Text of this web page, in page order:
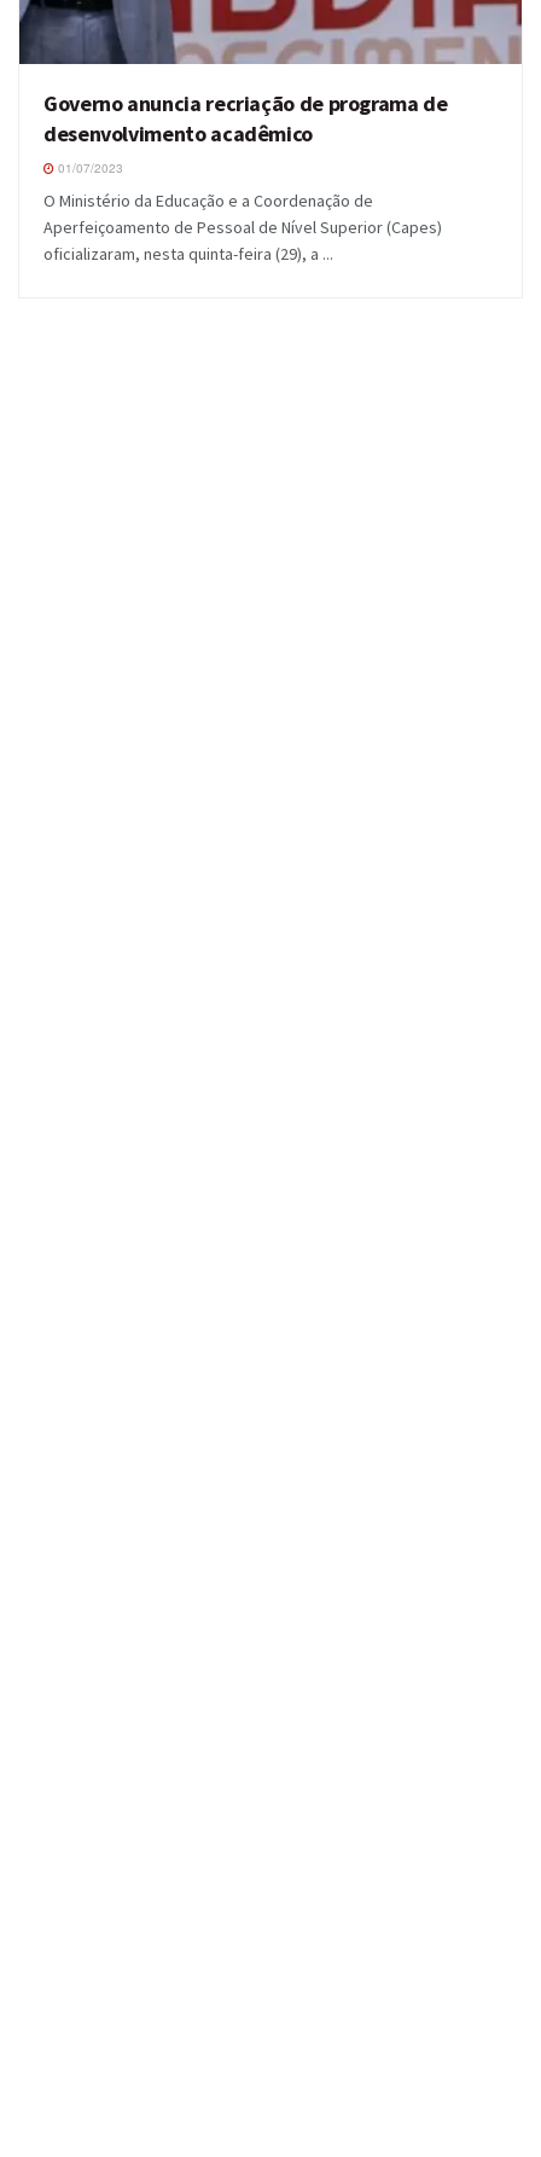
Governo anuncia recriação de programa de
desenvolvimento acadêmico
01/07/2023
O Ministério da Educação e a Coordenação de
Aperfeiçoamento de Pessoal de Nível Superior (Capes)
oficializaram, nesta quinta-feira (29), a ...